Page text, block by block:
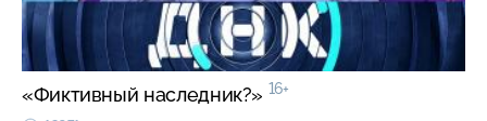
«Фиктивный наследник?» 16+